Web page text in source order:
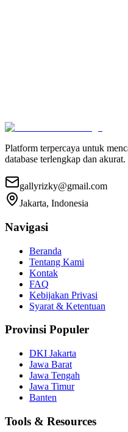
Platform terpercaya untuk
database terlengkap dan akurat.
gallyrizky@gmail.com
Jakarta, Indonesia
Navigasi
Beranda
Tentang Kami
Kontak
FAQ
Kebijakan Privasi
Syarat & Ketentuan
Provinsi Populer
DKI Jakarta
Jawa Barat
Jawa Tengah
Jawa Timur
Banten
Tools & Resources